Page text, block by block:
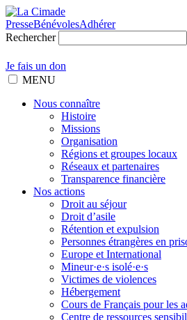
PresseBénévolesAdhérer
Rechercher
Je fais un don
MENU
Nous connaître
Histoire
Missions
Organisation
Régions et groupes locaux
Réseaux et partenaires
Transparence financière
Nos actions
Droit au séjour
Droit d’asile
Rétention et expulsion
Personnes étrangères en
Europe et International
Mineur·e·s isolé·e·s
Victimes de violences
Hébergement
Cours de Français pour les
Centre de ressources